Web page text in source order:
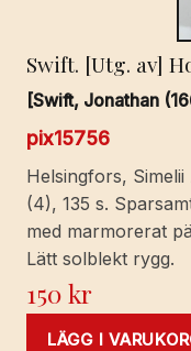
Swift. [Utg. av]
[Swift, Jonathan
pix15756
Helsingfors,
(4), 135 s.
med marmorerat
Lätt solblekt rygg.
150kr
LÄGG I